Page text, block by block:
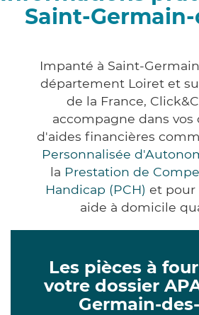
Saint-
Impanté à Saint-
département Loiret et
de la France,
accompagne dans vos
d'aides financières
Personnalisée
la Prestation de
Handicap (PCH) et pour
aide à domicile
Les pièces à
votre dossier
Germain-